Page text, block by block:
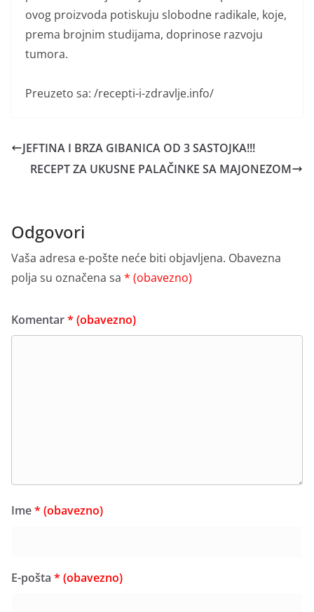
ovog proizvoda potiskuju slobodne radikale, koje,
prema brojnim studijama, doprinose razvoju
tumora.
Preuzeto sa: /recepti-i-zdravlje.info/
JEFTINA I BRZA GIBANICA OD 3 SASTOJKA!!!
RECEPT ZA UKUSNE PALAČINKE SA MAJONEZOM
Odgovori
Vaša adresa e-pošte neće biti objavljena. Obavezna
polja su označena sa * (obavezno)
Komentar* (obavezno)
Ime* (obavezno)
E-pošta * (obavezno)